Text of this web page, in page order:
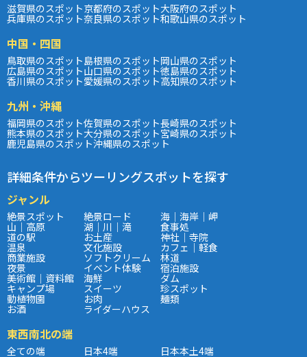
滋賀県のスポット京都府のスポット大阪府のスポット
兵庫県のスポット奈良県のスポット和歌山県のスポット
中国・四国
鳥取県のスポット島根県のスポット岡山県のスポット
広島県のスポット山口県のスポット徳島県のスポット
香川県のスポット愛媛県のスポット高知県のスポット
九州・沖縄
福岡県のスポット佐賀県のスポット長崎県のスポット
熊本県のスポット大分県のスポット宮崎県のスポット
鹿児島県のスポット沖縄県のスポット
詳細条件からツーリングスポットを探す
ジャンル
絶景スポット 絶景ロード 海｜海岸｜岬
山｜高原 湖｜川｜滝 食事処
道の駅 お土産 神社｜寺院
温泉 文化施設 カフェ｜軽食
商業施設 ソフトクリーム 林道
夜景 イベント体験 宿泊施設
美術館｜資料館 海鮮 ダム
キャンプ場 スイーツ 珍スポット
動植物園 お肉 麺類
お酒 ライダーハウス
東西南北の端
全ての端 日本4端 日本本土4端